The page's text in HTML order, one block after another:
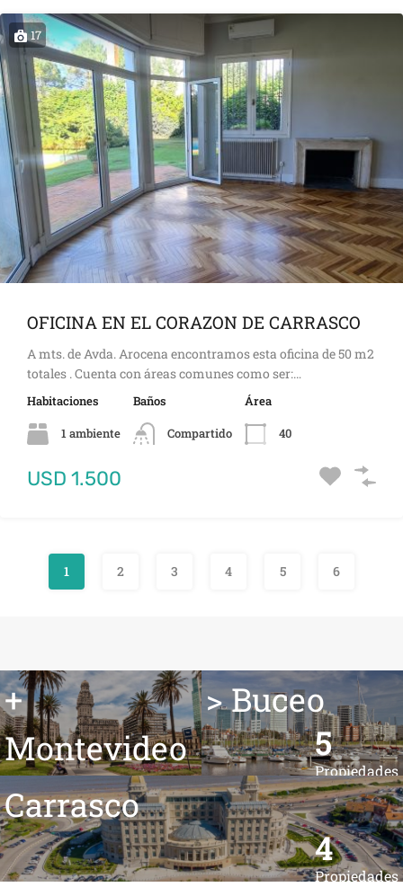
17
OFICINA EN EL CORAZON DE CARRASCO
A mts. de Avda. Arocena encontramos esta oficina de 50 m2
totales . Cuenta con áreas comunes como ser:…
Habitaciones
1 ambiente
Baños
Compartido
Área
40
USD 1.500
1 2 3 4 5 6
+
Montevideo
32
Propiedades
> Buceo
5
Propiedades
Carrasco
4
Propiedades